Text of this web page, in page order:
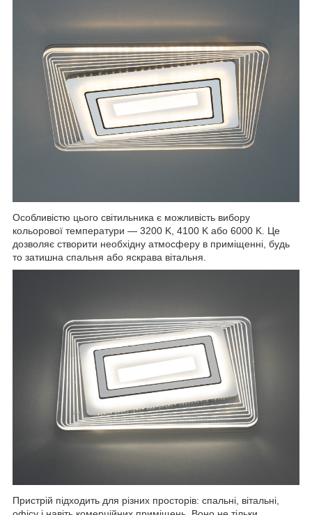
Особливістю цього світильника є можливість вибору
кольорової температури — 3200 K, 4100 K або 6000 K. Це
дозволяє створити необхідну атмосферу в приміщенні, будь
то затишна спальня або яскрава вітальня.
Пристрій підходить для різних просторів: спальні, вітальні,